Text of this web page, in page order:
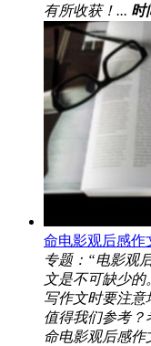
有所收获！... 时
命电影观后感作
专题：“电影观
文是不可缺少的
写作文时要注意
值得我们参考？
命电影观后感